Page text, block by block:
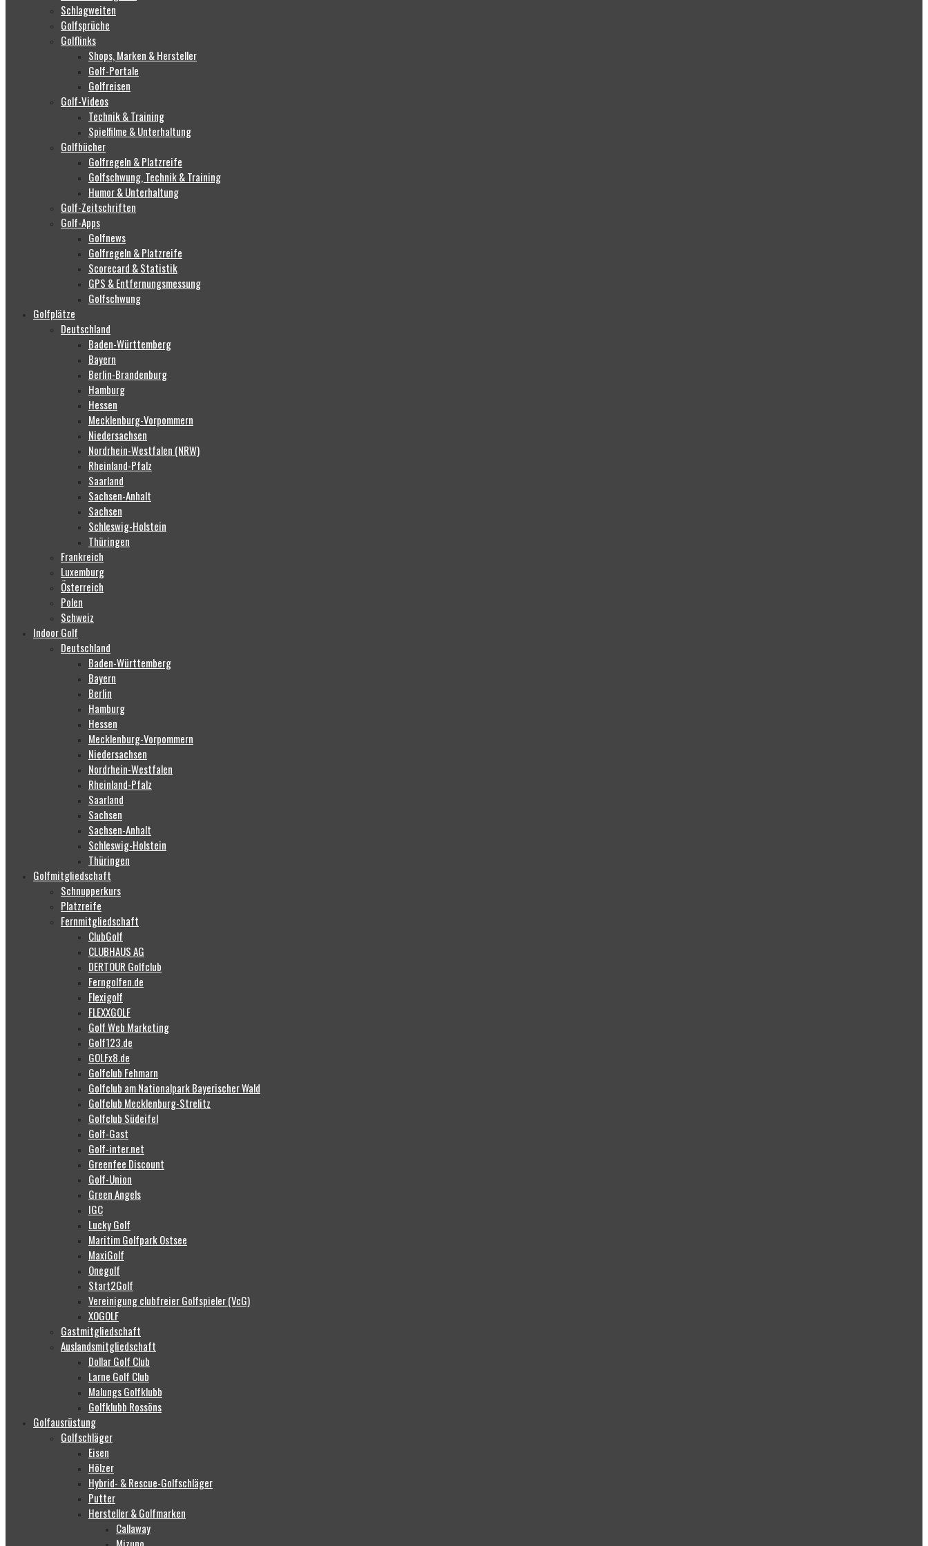
Schlagweiten
Golfsprüche
Golflinks
Shops, Marken & Hersteller
Golf-Portale
Golfreisen
Golf-Videos
Technik & Training
Spielfilme & Unterhaltung
Golfbücher
Golfregeln & Platzreife
Golfschwung, Technik & Training
Humor & Unterhaltung
Golf-Zeitschriften
Golf-Apps
Golfnews
Golfregeln & Platzreife
Scorecard & Statistik
GPS & Entfernungsmessung
Golfschwung
Golfplätze
Deutschland
Baden-Württemberg
Bayern
Berlin-Brandenburg
Hamburg
Hessen
Mecklenburg-Vorpommern
Niedersachsen
Nordrhein-Westfalen (NRW)
Rheinland-Pfalz
Saarland
Sachsen-Anhalt
Sachsen
Schleswig-Holstein
Thüringen
Frankreich
Luxemburg
Österreich
Polen
Schweiz
Indoor Golf
Deutschland
Baden-Württemberg
Bayern
Berlin
Hamburg
Hessen
Mecklenburg-Vorpommern
Niedersachsen
Nordrhein-Westfalen
Rheinland-Pfalz
Saarland
Sachsen
Sachsen-Anhalt
Schleswig-Holstein
Thüringen
Golfmitgliedschaft
Schnupperkurs
Platzreife
Fernmitgliedschaft
ClubGolf
CLUBHAUS AG
DERTOUR Golfclub
Ferngolfen.de
Flexigolf
FLEXXGOLF
Golf Web Marketing
Golf123.de
GOLFx8.de
Golfclub Fehmarn
Golfclub am Nationalpark Bayerischer Wald
Golfclub Mecklenburg-Strelitz
Golfclub Südeifel
Golf-Gast
Golf-inter.net
Greenfee Discount
Golf-Union
Green Angels
IGC
Lucky Golf
Maritim Golfpark Ostsee
MaxiGolf
Onegolf
Start2Golf
Vereinigung clubfreier Golfspieler (VcG)
XOGOLF
Gastmitgliedschaft
Auslandsmitgliedschaft
Dollar Golf Club
Larne Golf Club
Malungs Golfklubb
Golfklubb Rossöns
Golfausrüstung
Golfschläger
Eisen
Hölzer
Hybrid- & Rescue-Golfschläger
Putter
Hersteller & Golfmarken
Callaway
Mizuno